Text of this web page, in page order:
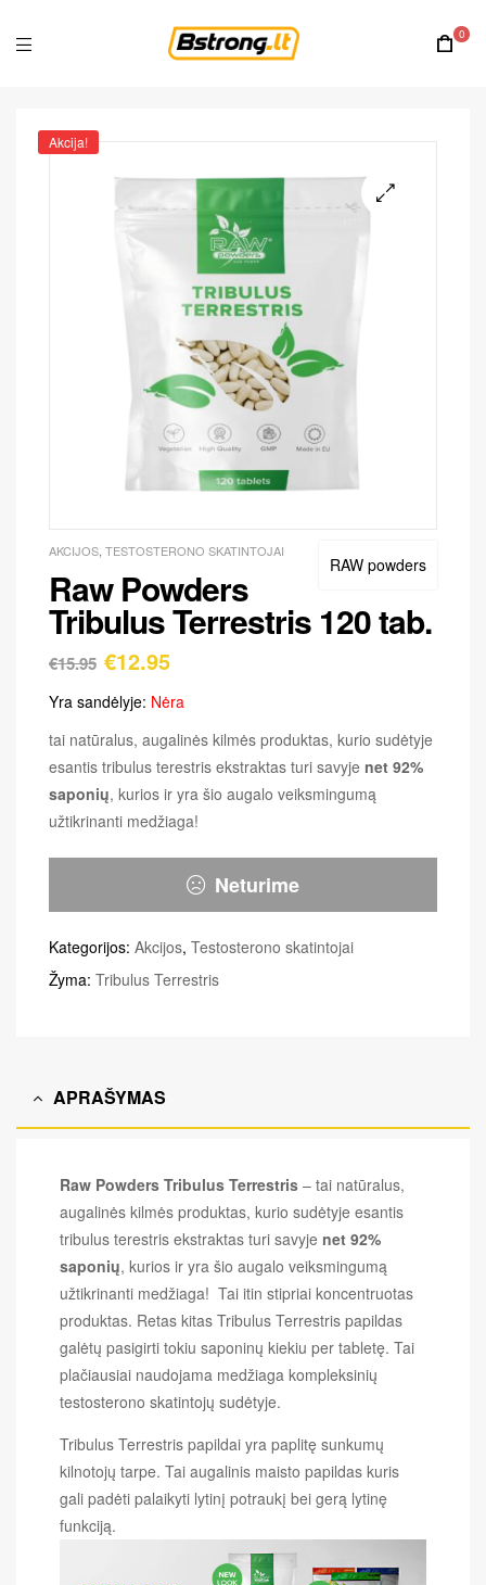
0
Akcija!
RAW powders
AKCIJOS TESTOSTERONO SKATINTOJAI
Raw Powders
Tribulus Terrestris 120 tab.
€15.95 €12.95
Yra sandėlyje: Nėra
tai natūralus, augalinės kilmės produktas, kurio sudėtyje
esantis tribulus terestris ekstraktas turi savyje net 92%
saponių, kurios ir yra šio augalo veiksmingumą
užtikrinanti medžiaga!
Neturime
Kategorijos: Akcijos, Testosterono skatintojai
Žyma: Tribulus Terrestris
APRAŠYMAS
Raw Powders Tribulus Terrestris – tai natūralus,
augalinės kilmės produktas, kurio sudėtyje esantis
tribulus terestris ekstraktas turi savyje net 92%
saponių, kurios ir yra šio augalo veiksmingumą
užtikrinanti medžiaga! Tai itin stipriai koncentruotas
produktas. Retas kitas Tribulus Terrestris papildas
galėtų pasigirti tokiu saponinų kiekiu per tabletę. Tai
plačiausiai naudojama medžiaga kompleksinių
testosterono skatintojų sudėtyje.
Tribulus Terrestris papildai yra paplitę sunkumų
kilnotojų tarpe. Tai augalinis maisto papildas kuris
gali padėti palaikyti lytinį potraukį bei gerą lytinę
funkciją.